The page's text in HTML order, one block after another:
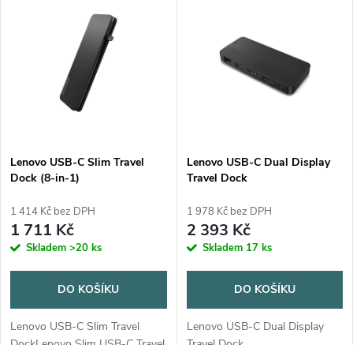
p
r
o
u
s
p
r
o
d
Lenovo USB-C Slim Travel
Dock (8-in-1)
1 414 Kč bez DPH
1 711 Kč
Skladem >20 ks
DO KOŠÍKU
Lenovo USB-C Slim Travel
Lenovo USB-C Dual Display
Travel Dock
1 978 Kč bez DPH
2 393 Kč
Skladem 17 ks
DO KOŠÍKU
Lenovo USB-C Dual Display